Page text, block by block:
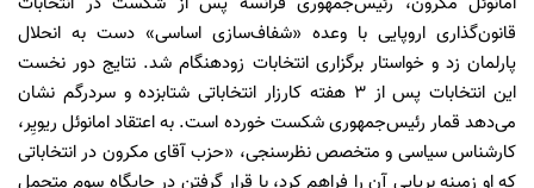
قانون‌گذاری اروپایی با وعده «شفاف‌سازی اساسی» دست به انحلال
پارلمان زد و خواستار برگزاری انتخابات زودهنگام شد. نتایج دور نخست
این انتخابات پس از ۳ هفته کارزار انتخاباتی شتابزده و سردرگم نشان
می‌دهد قمار رئیس‌جمهوری شکست خورده است. به اعتقاد امانوئل ریویِر،
کارشناس سیاسی و متخصص نظرسنجی، «حزب آقای مکرون در انتخاباتی